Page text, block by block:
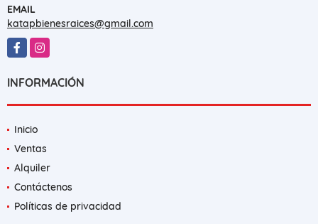
EMAIL
katapbienesraices@gmail.com
FacebookInstagram
INFORMACIÓN
Inicio
Ventas
Alquiler
Contáctenos
Políticas de privacidad